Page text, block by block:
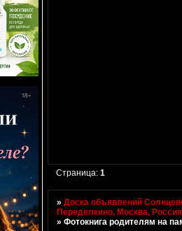
Страница:1
»Доска объявлений
Переделкино, Москва, Россия
»Фотокнига родителям на